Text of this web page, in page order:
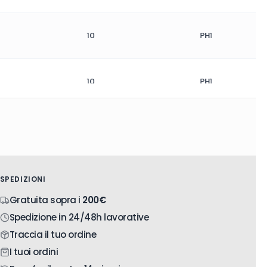
10 PH1
10 PH1
20
SPEDIZIONI
Gratuita sopra i 200€
Spedizione in 24/48h lavorative
Traccia il tuo ordine
I tuoi ordini